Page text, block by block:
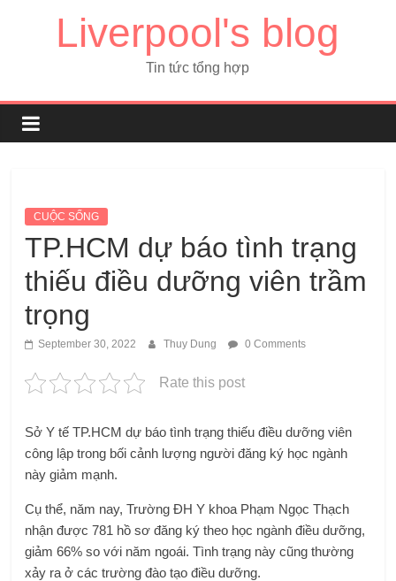
Liverpool's blog
Tin tức tổng hợp
CUỘC SỐNG
TP.HCM dự báo tình trạng
thiếu điều dưỡng viên trầm
trọng
September 30, 2022 Thuy Dung 0 Comments
Rate this post
Sở Y tế TP.HCM dự báo tình trạng thiếu điều dưỡng viên
công lập trong bối cảnh lượng người đăng ký học ngành
này giảm mạnh.
Cụ thể, năm nay, Trường ĐH Y khoa Phạm Ngọc Thạch
nhận được 781 hồ sơ đăng ký theo học ngành điều dưỡng,
giảm 66% so với năm ngoái. Tình trạng này cũng thường
xảy ra ở các trường đào tạo điều dưỡng.